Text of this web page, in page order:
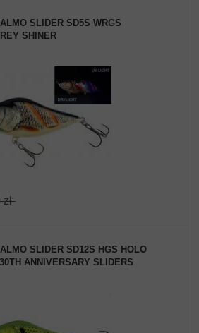
SLIDER SD5S WRGS
SHINER
ZOBACZ PRODUKT
SLIDER SD12S HGS HOLO
ANNIVERSARY SLIDERS
ZOBACZ PRODUKT